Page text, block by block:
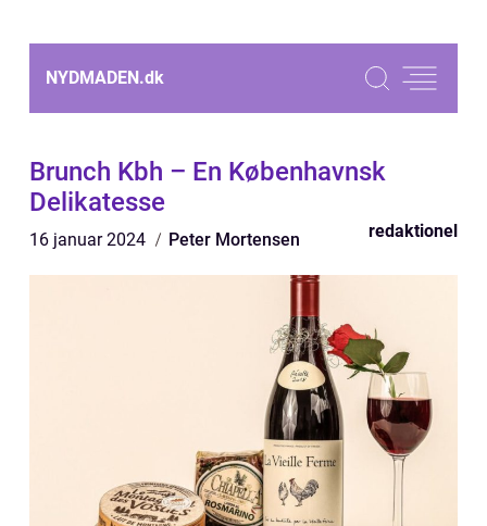
NYDMADEN.dk
Brunch Kbh – En Københavnsk
Delikatesse
16 januar 2024 Peter Mortensen redaktionel